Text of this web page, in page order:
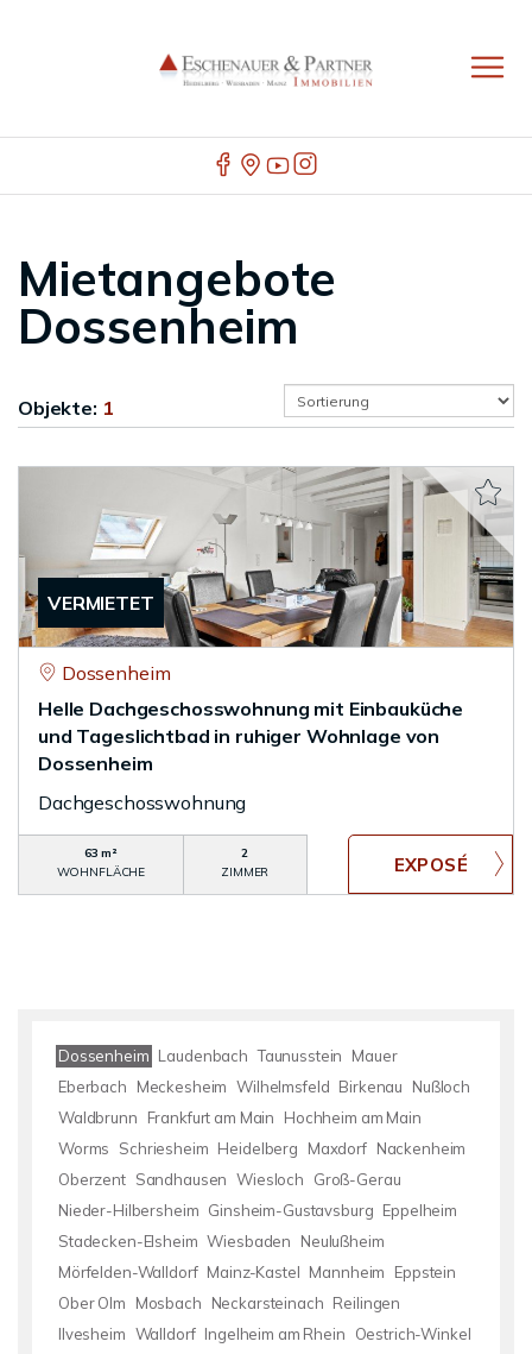
Mietangebote
Dossenheim
Objekte: 1
VERMIETET
Dossenheim
Helle Dachgeschosswohnung mit Einbauküche
und Tageslichtbad in ruhiger Wohnlage von
Dossenheim
Dachgeschosswohnung
63 m²
WOHNFLÄCHE
2
ZIMMER
Dossenheim Laudenbach Taunusstein
Mauer
Eberbach
Meckesheim Wilhelmsfeld Birkenau
Nußloch
Waldbrunn
Frankfurt am Main
Hochheim am Main
Worms
Schriesheim Heidelberg Maxdorf Nackenheim
Oberzent Sandhausen Wiesloch
Groß-Gerau
Nieder-Hilbersheim Ginsheim-Gustavsburg Eppelheim
Stadecken-Elsheim Wiesbaden
Neulußheim
Mörfelden-Walldorf Mainz-Kastel Mannheim
Eppstein
Ober Olm
Mosbach Neckarsteinach Reilingen
Ilvesheim Walldorf Ingelheim am Rhein
Oestrich-Winkel